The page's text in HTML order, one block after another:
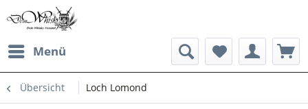
Menü
Übersicht Loch Lomond